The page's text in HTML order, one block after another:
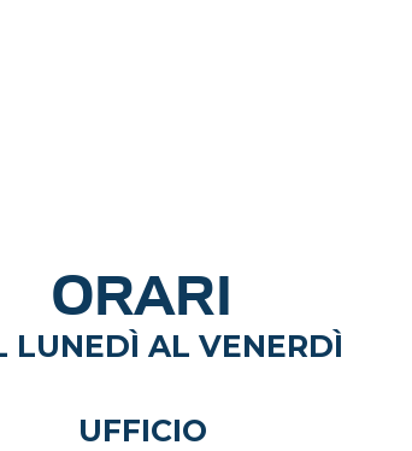
ORARI
LUNEDÌ AL VENERDÌ
UFFICIO